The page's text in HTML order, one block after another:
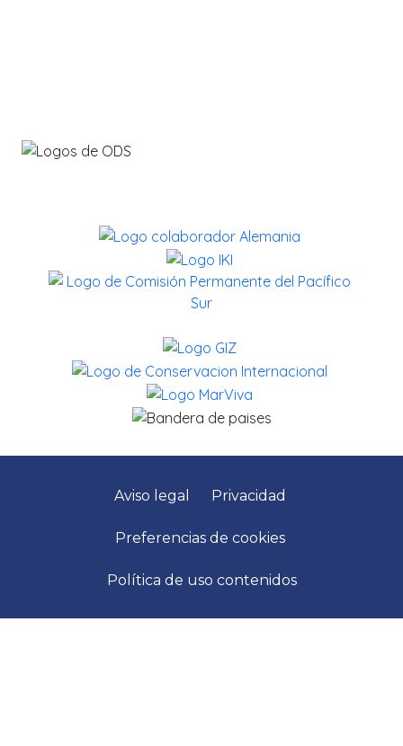
Aviso legal Privacidad
Preferencias de cookies
Política de uso contenidos